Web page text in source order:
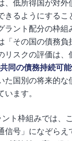
、低所得国が対外
きるようにするこ
ラント配分の枠組
「その国の債務負
リスクの評価は、
同の債務持続可能
た国別の将来的
ます。
ト枠組みでは、
信号」になぞらえ